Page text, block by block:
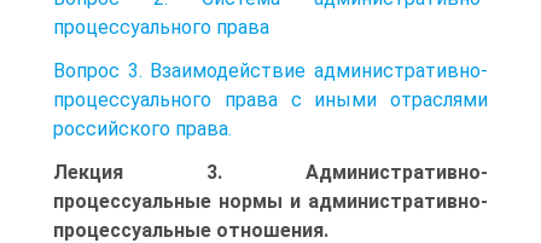
процессуального права
Вопрос 3. Взаимодействие административно-
процессуального права с иными отраслями
российского права.
Лекция 3. Административно-
процессуальные нормы и административно-
процессуальные отношения.